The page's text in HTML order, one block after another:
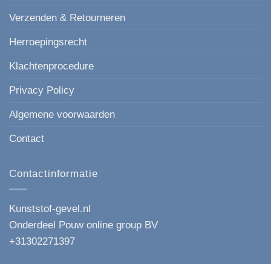
Verzenden & Retourneren
Herroepingsrecht
Klachtenprocedure
Privacy Policy
Algemene voorwaarden
Contact
Contactinformatie
Kunststof-gevel.nl
Onderdeel Pouw online group BV
+31302271397